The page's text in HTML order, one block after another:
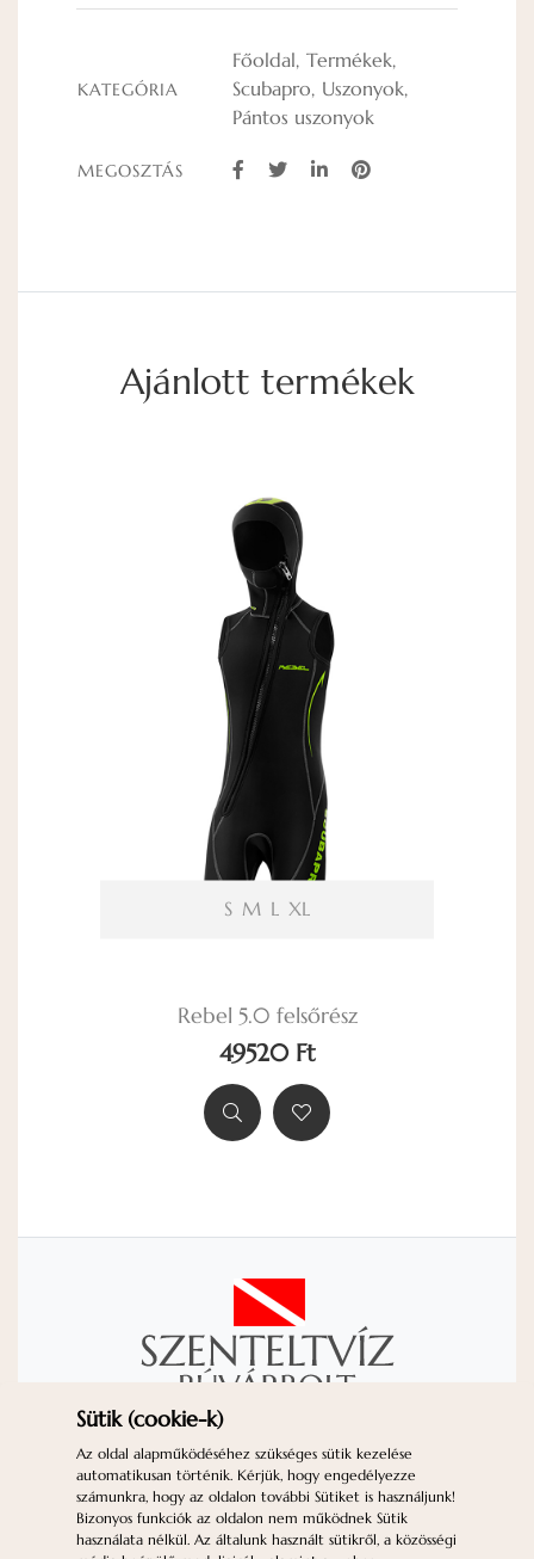
KATEGÓRIA
Főoldal Termékek
Scubapro Uszonyok
Pántos uszonyok
MEGOSZTÁS
Ajánlott termékek
S M L XL
Rebel 5.0 felsőrész
49520 Ft
KAPCSOLAT
IMPRESSZUM
ADATVÉDELEM
ÁSZF
GYIK
SÜTIK (*COOKIE-K*)
Nyitvatartás: H-P: 10-18 | Sz: 10-12 | V:
Sütik (cookie-k)
Az oldal alapműködéséhez szükséges sütik kezelése
automatikusan történik. Kérjük, hogy engedélyezze
számunkra, hogy az oldalon további Sütiket is használjunk!
Bizonyos funkciók az oldalon nem működnek Sütik
használata nélkül. Az általunk használt sütikről, a közösségi